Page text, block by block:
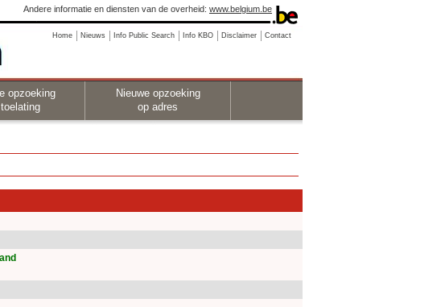
Andere informatie en diensten van de overheid: www.belgium.be
Home Nieuws Info Public Search Info KBO Disclaimer Contact
opzoeking
Nieuwe opzoeking
op adres